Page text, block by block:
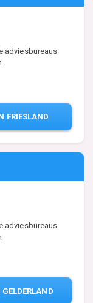
adviesbureaus
FRIESLAND
adviesbureaus